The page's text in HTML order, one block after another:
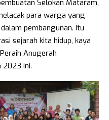
Selokan Mataram,
para warga yang
pembangunan. Itu
sejarah kita hidup, kaya
Anugerah
2023 ini.